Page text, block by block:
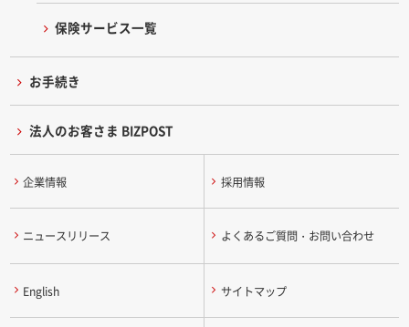
保険サービス一覧
お手続き
法人のお客さま BIZPOST
企業情報 採用情報
ニュースリリース よくあるご質問・お問い合わせ
English サイトマップ